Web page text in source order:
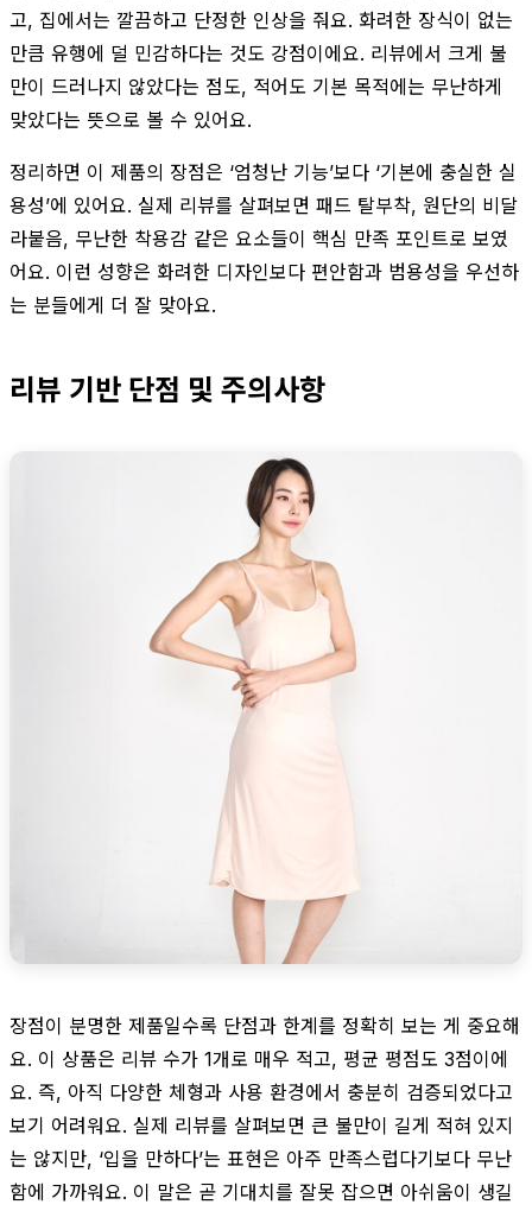
고, 집에서는 깔끔하고 단정한 인상을 줘요. 화려한 장식이 없는
만큼 유행에 덜 민감하다는 것도 강점이에요. 리뷰에서 크게 불
만이 드러나지 않았다는 점도, 적어도 기본 목적에는 무난하게
맞았다는 뜻으로 볼 수 있어요.
정리하면 이 제품의 장점은 ‘엄청난 기능’보다 ‘기본에 충실한 실
용성’에 있어요. 실제 리뷰를 살펴보면 패드 탈부착, 원단의 비달
라붙음, 무난한 착용감 같은 요소들이 핵심 만족 포인트로 보였
어요. 이런 성향은 화려한 디자인보다 편안함과 범용성을 우선하
는 분들에게 더 잘 맞아요.
리뷰 기반 단점 및 주의사항
장점이 분명한 제품일수록 단점과 한계를 정확히 보는 게 중요해
요. 이 상품은 리뷰 수가 1개로 매우 적고, 평균 평점도 3점이에
요. 즉, 아직 다양한 체형과 사용 환경에서 충분히 검증되었다고
보기 어려워요. 실제 리뷰를 살펴보면 큰 불만이 길게 적혀 있지
는 않지만, ‘입을 만하다’는 표현은 아주 만족스럽다기보다 무난
함에 가까워요. 이 말은 곧 기대치를 잘못 잡으면 아쉬움이 생길